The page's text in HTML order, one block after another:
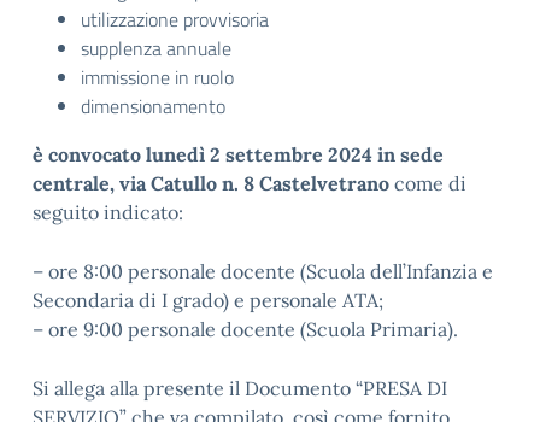
utilizzazione provvisoria
supplenza annuale
immissione in ruolo
dimensionamento
è convocato lunedì 2 settembre 2024 in sede
centrale, via Catullo n. 8 Castelvetrano come di
seguito indicato:
– ore 8:00 personale docente (Scuola dell’Infanzia e
Secondaria di I grado) e personale ATA;
– ore 9:00 personale docente (Scuola Primaria).
Si allega alla presente il Documento “PRESA DI
SERVIZIO” che va compilato, così come fornito